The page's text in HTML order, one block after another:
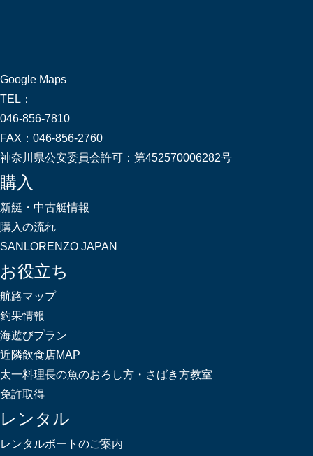
Google Maps
TEL：
046-856-7810
FAX： 046-856-2760
神奈川県公安委員会許可： 第452570006282号
購入
新艇・中古艇情報
購入の流れ
SANLORENZO JAPAN
お役立ち
航路マップ
釣果情報
海遊びプラン
近隣飲食店MAP
太一料理長の魚のおろし方・さばき方教室
免許取得
レンタル
レンタルボートのご案内